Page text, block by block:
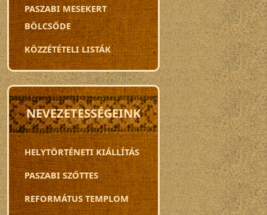
PASZABI MESEKERT
BÖLCSŐDE
KÖZZÉTÉTELI LISTÁK
NEVEZETESSÉGEINK
HELYTÖRTÉNETI KIÁLLÍTÁS
PASZABI SZŐTTES
REFORMÁTUS TEMPLOM